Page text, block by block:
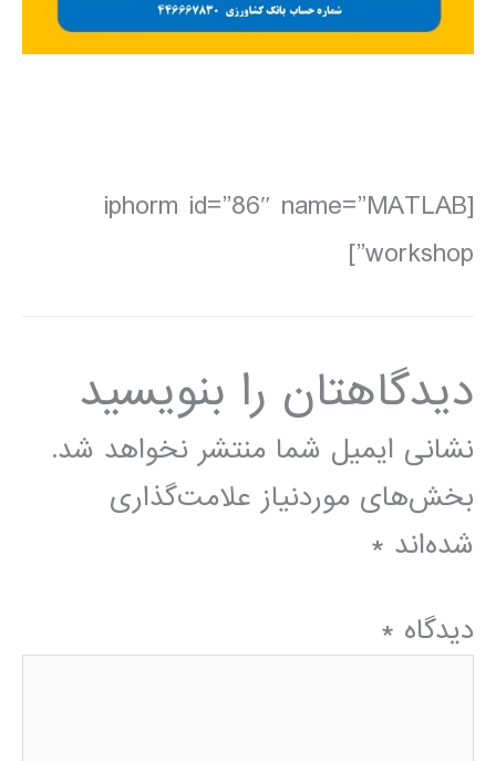
[iphorm id=”86″ name=”MATLAB
workshop”]
دیدگاهتان را بنویسید
نشانی ایمیل شما منتشر نخواهد شد.
بخش‌های موردنیاز علامت‌گذاری
شده‌اند *
دیدگاه *